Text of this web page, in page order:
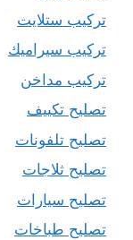
تركيب ستلايت
تركيب سيراميك
تركيب مداخن
تصليح تكييف
تصليح تلفونات
تصليح ثلاجات
تصليح سيارات
تصليح طباخات